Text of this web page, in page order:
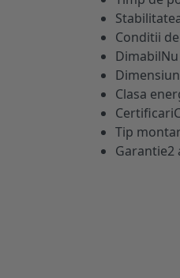
Conditii
DimabilNu
Clasa
Certificari
Tip
Garantie2